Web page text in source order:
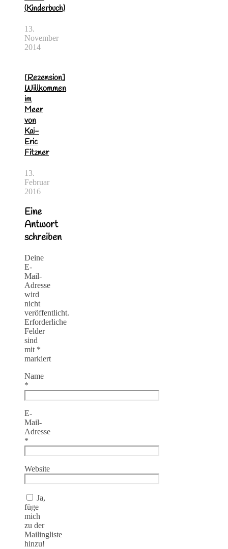
(Kinderbuch)
13.
November
2014
[Rezension]
Willkommen
im
Meer
von
Kai-
Eric
Fitzner
13.
Februar
2016
Eine
Antwort
schreiben
Deine
E-
Mail-
Adresse
wird
nicht
veröffentlicht.
Erforderliche
Felder
sind
mit *
markiert
Name
*
E-
Mail-
Adresse
*
Website
Ja,
füge
mich
zu der
Mailingliste
hinzu!